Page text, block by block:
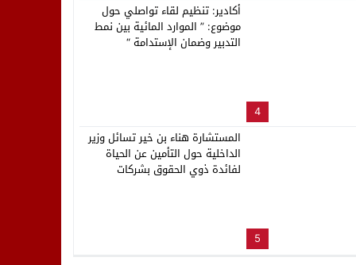
4
أكادير: تنظيم لقاء تواصلي حول
موضوع: ” الموارد المائية بين نمط
التدبير وضمان الإستدامة “
5
المستشارة هناء بن خير تسائل وزير
الداخلية حول التأمين عن الحياة
لفائدة ذوي الحقوق بشركات